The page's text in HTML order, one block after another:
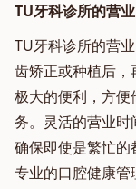
TU牙科诊所的营
TU牙科诊所的营
齿矫正或种植后，
极大的便利，方便
务。灵活的营业时
确保即使是繁忙的
专业的口腔健康管